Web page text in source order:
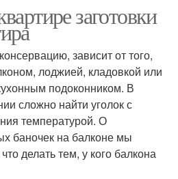
заготовки
зависит от того,
лоджией, кладовкой или
подоконником. В
сложно найти уголок с
температурой. О
баночек на балконе мы
делать тем, у кого балкона